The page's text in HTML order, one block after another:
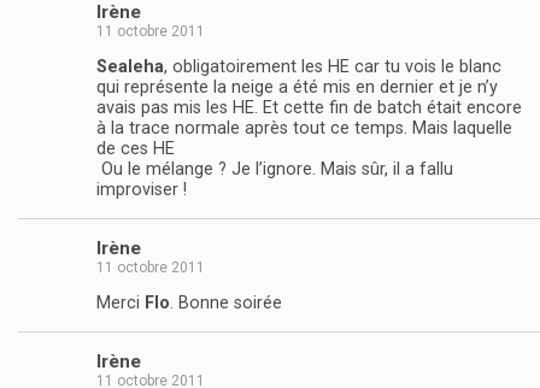
Irène
11 octobre 2011
Sealeha, obligatoirement les HE car tu vois le blanc
qui représente la neige a été mis en dernier et je n’y
avais pas mis les HE. Et cette fin de batch était encore
à la trace normale après tout ce temps. Mais laquelle
de ces HE
Ou le mélange ? Je l’ignore. Mais sûr, il a fallu
improviser !
Irène
11 octobre 2011
Merci Flo. Bonne soirée
Irène
11 octobre 2011